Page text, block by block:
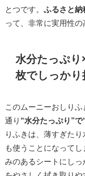
とつです。 ふるさと納
って、非常に実用性の
水分たっぷり
枚でしっか
このムーニーおしり
通り “水分たっぷり”で
りふきは、薄すぎた
も使うことになって
みのあるシートにし